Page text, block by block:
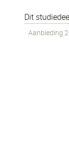
Dit
Aanbieding